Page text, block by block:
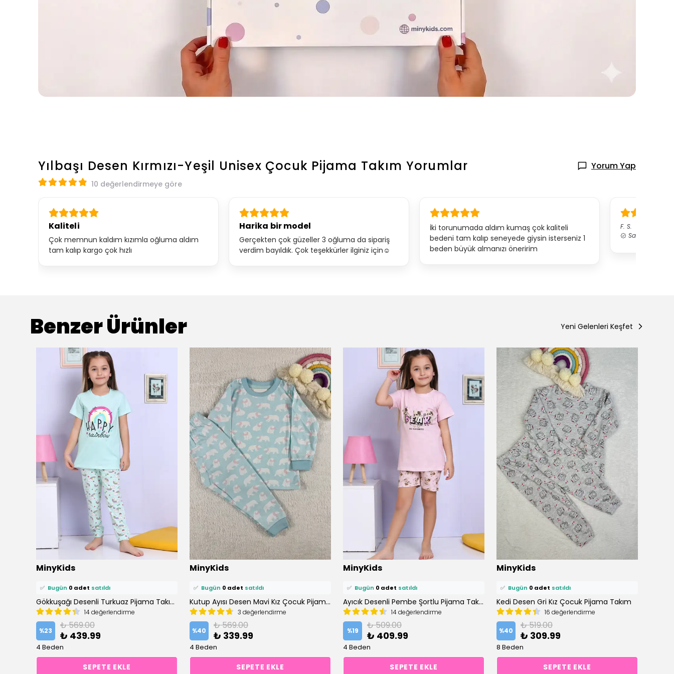
Yılbaşı Desen Kırmızı-Yeşil Unisex Çocuk Pijama Takım Yorumlar Yorum Yap
10 değerlendirmeye göre
Kaliteli
Çok memnun kaldım kızımla oğluma aldım
tam kalıp kargo çok hızlı
Harika bir model
Gerçekten çok güzeller 3 oğluma da sipariş
verdim bayıldık. Çok teşekkürler ilginiz için☺️
İki torunumada aldım kumaş çok kaliteli
bedeni tam kalıp seneyede giysin isterseniz 1
beden büyük almanızı öneririm
F. S.
Satın Alınmış
Benzer Ürünler Yeni Gelenleri Keşfet
MinyKids
Bu ürünü2 kişifavoriledi!
1 kişi
✅ Bugün 0 adet satıldı
Gökkuşağı Desenli Turkuaz Pijama Takımı
14 değerlendirme
%23 ₺ 569.00
₺ 439.99
4 Beden
SEPETE EKLE
MinyKids
⭐️ Bu ürünü0 kişifavoriledi!
0 kişi
✅ Bugün 0 adet satıldı
Kutup Ayısı Desen Mavi Kız Çocuk Pijama Takım
3 değerlendirme
%40 ₺ 569.00
₺ 339.99
4 Beden
SEPETE EKLE
MinyKids
Bu ürünü0 kişifavoriledi!
0 kişi
✅ Bugün 0 adet satıldı
Ayıcık Desenli Pembe Şortlu Pijama Takımı
14 değerlendirme
%19 ₺ 509.00
₺ 409.99
4 Beden
SEPETE EKLE
MinyKids
⭐️ Bu ürünü2 kişifavoriledi!
1 kişi
✅ Bugün 0 adet satıldı
Kedi Desen Gri Kız Çocuk Pijama Takım
16 değerlendirme
%40 ₺ 519.00
₺ 309.99
8 Beden
SEPETE EKLE